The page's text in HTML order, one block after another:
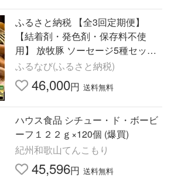
ふるさと納税 【全3回定期便】
【結着剤・発色剤・保存料不使
用】 放牧豚 ソーセージ5種セット
無添加 無塩せき [AXBA023] 北海
道厚真町
ふるなび(ふるさと納税)
46,000円 送料無料
ハウス食品 シチュー・ド・ボービ
ーフ１２２ｇ×120個 (爆買)
紀州和歌山てんこもり
45,596円 送料無料